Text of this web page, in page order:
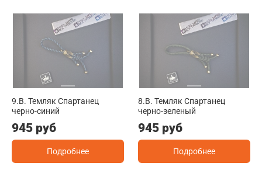
9.B. Темляк Спартанец
черно-синий
945 руб
Подробнее
8.B. Темляк Спартанец
черно-зеленый
945 руб
Подробнее